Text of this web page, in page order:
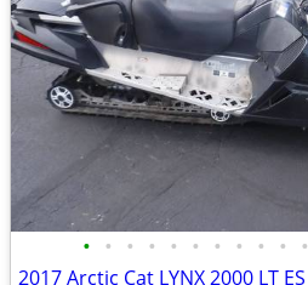
• • • • • • • • • • •
2017 Arctic Cat LYNX 2000 LT ES